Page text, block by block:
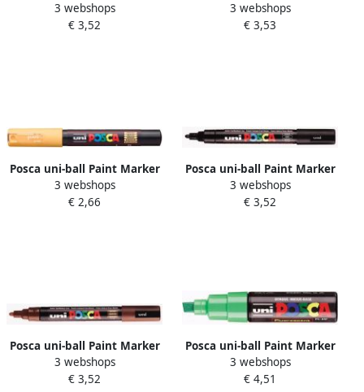
op waterbasis PC-5M wit
3 webshops
€ 3,52
op waterbasis PC 5M
metaal violet
3 webshops
€ 3,53
Posca uni-ball Paint Marker
op waterbasis PC-1MC
abrikoos
3 webshops
€ 2,66
Posca uni-ball Paint Marker
op waterbasis PC-5M zwart
3 webshops
€ 3,52
Posca uni-ball Paint Marker
op waterbasis PC-5M bruin
3 webshops
€ 3,52
Posca uni-ball Paint Marker
op waterbasis PC-8K fluo
groen
3 webshops
€ 4,51